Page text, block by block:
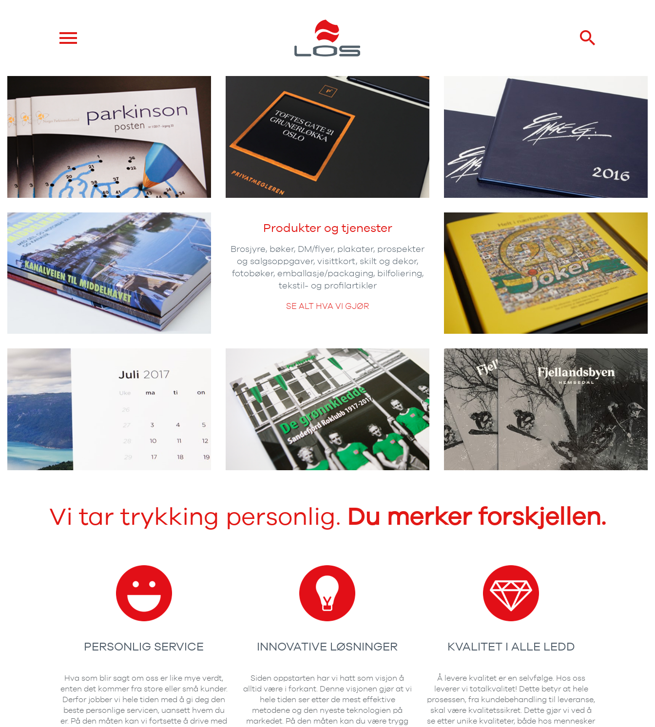
Produkter og tjenester
Brosjyre, bøker, DM/flyer, plakater, prospekter
og salgsoppgaver, visittkort, skilt og dekor,
fotobøker, emballasje/packaging, bilfoliering,
tekstil- og profilartikler
SE ALT HVA VI GJØR
Vi tar trykking personlig. Du merker forskjellen.
PERSONLIG SERVICE
Hva som blir sagt om oss er like mye verdt,
enten det kommer fra store eller små kunder.
Derfor jobber vi hele tiden med å gi deg den
beste personlige servicen, uansett hvem du
er. På den måten kan vi fortsette å drive med
INNOVATIVE LØSNINGER
Siden oppstarten har vi hatt som visjon å
alltid være i forkant. Denne visjonen gjør at vi
hele tiden ser etter de mest effektive
metodene og den nyeste teknologien på
markedet. På den måten kan du være trygg
KVALITET I ALLE LEDD
Å levere kvalitet er en selvfølge. Hos oss
leverer vi totalkvalitet! Dette betyr at hele
prosessen, fra kundebehandling til leveranse,
skal være kvalitetssikret. Dette gjør vi ved å
se etter unike kvaliteter, både hos mennesker